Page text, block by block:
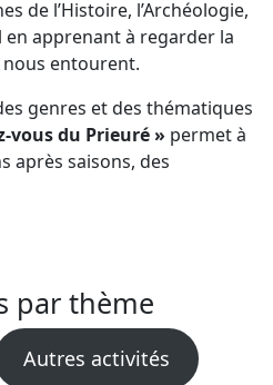
de l’Histoire, l’Archéologie,
en apprenant à regarder la
entourent.
genres et des thématiques
vous du Prieuré » permet à
après saisons, des
par thème
Autres activités